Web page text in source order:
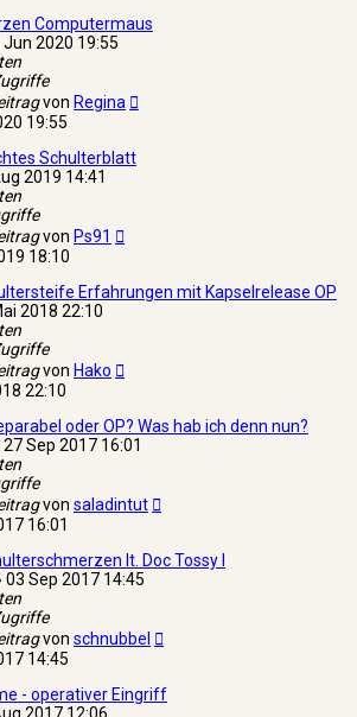
Computermaus
Jun 2020 19:55
von Regina
19:55
Schulterblatt
2019 14:41
von Ps91
18:10
Erfahrungen mit Kapselrelease OP
2018 22:10
von Hako
22:10
oder OP? Was hab ich denn nun?
27 Sep 2017 16:01
von saladintut
16:01
lt. Doc Tossy I
03 Sep 2017 14:45
von schnubbel
14:45
- operativer Eingriff